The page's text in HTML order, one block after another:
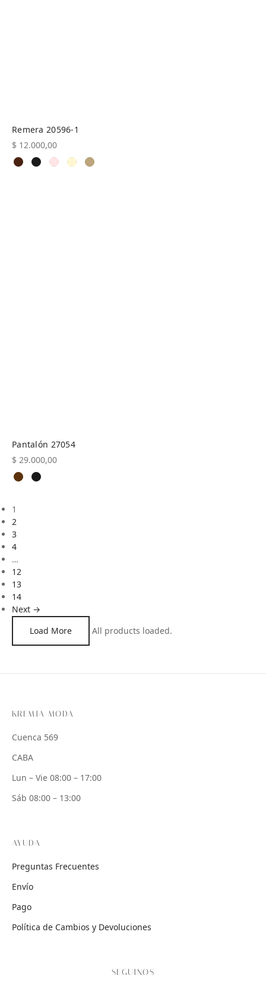
Remera 20596-1
$ 12.000,00
Pantalón 27054
$ 29.000,00
1
2
3
4
…
12
13
14
Next →
Load More
All products loaded.
KREMIA MODA
Cuenca 569
CABA
Lun – Vie 08:00 – 17:00
Sáb 08:00 – 13:00
AYUDA
Preguntas Frecuentes
Envío
Pago
Política de Cambios y Devoluciones
SEGUINOS